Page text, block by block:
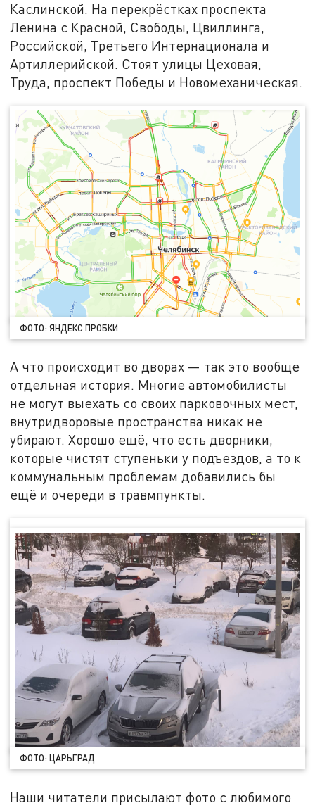
Каслинской. На перекрёстках проспекта
Ленина с Красной, Свободы, Цвиллинга,
Российской, Третьего Интернационала и
Артиллерийской. Стоят улицы Цеховая,
Труда, проспект Победы и Новомеханическая.
ФОТО: ЯНДЕКС ПРОБКИ
А что происходит во дворах — так это вообще
отдельная история. Многие автомобилисты
не могут выехать со своих парковочных мест,
внутридворовые пространства никак не
убирают. Хорошо ещё, что есть дворники,
которые чистят ступеньки у подъездов, а то к
коммунальным проблемам добавились бы
ещё и очереди в травмпункты.
ФОТО: ЦАРЬГРАД
Наши читатели присылают фото с любимого